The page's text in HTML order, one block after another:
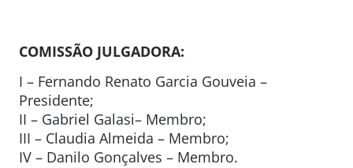
COMISSÃO JULGADORA:
I – Fernando Renato Garcia Gouveia –
Presidente;
II – Gabriel Galasi– Membro;
III – Claudia Almeida – Membro;
IV – Danilo Gonçalves – Membro.